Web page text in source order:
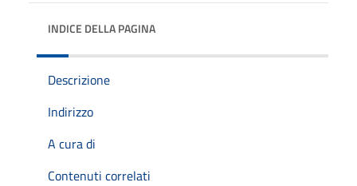
INDICE DELLA PAGINA
Descrizione
Indirizzo
A cura di
Contenuti correlati